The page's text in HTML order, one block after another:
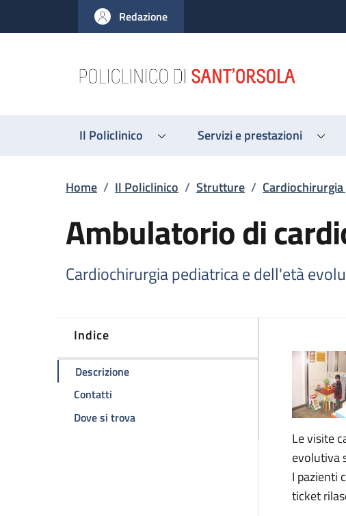
al contenuto principale
to footer content
Redazione
Il Policlinico Servizi e prestazioni
Briciole di pane
Home / Il Policlinico / Strutture /
Ambulatorio di
Cardiochirurgia pediatrica e dell'età
Indice
Descrizionedella pagina Ambulatorio di cardiochirurgia
Contatti della pagina Ambulatorio di cardiochirurgia
Dove si trovadella pagina Ambulatorio di cardiochirurgia
Le visite
evolutiva
I pazienti
ticket